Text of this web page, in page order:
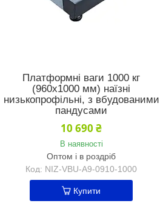
Платформні ваги 1000 кг
(960х1000 мм) наїзні
низькопрофільні, з вбудованими
пандусами
10 690 ₴
В наявності
Оптом і в роздріб
NIZ-VBU-A9-0910-1000
Купити